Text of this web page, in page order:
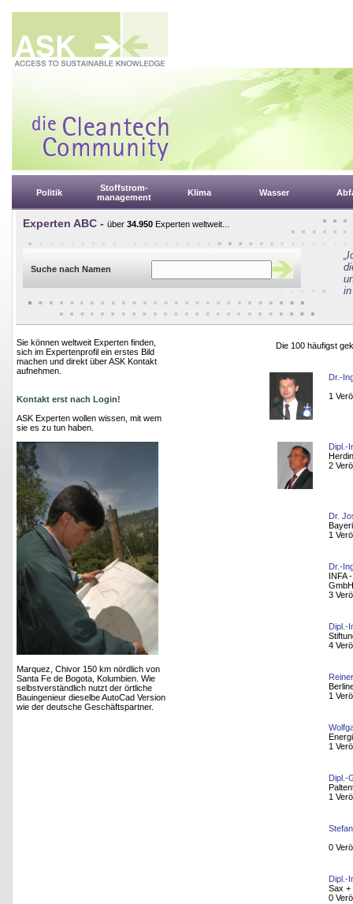
Politik
Stoffstrom-
management
Klima Wasser
Experten ABC - über 34.950 Experten weltweit...
Suche nach Namen
Sie können weltweit Experten finden,
sich im Expertenprofil ein erstes Bild
machen und direkt über ASK Kontakt
aufnehmen.
Kontakt erst nach Login!
ASK Experten wollen wissen, mit wem
sie es zu tun haben.
Marquez, Chivor 150 km nördlich von
Santa Fe de Bogota, Kolumbien. Wie
selbstverständlich nutzt der örtliche
Bauingenieur dieselbe AutoCad Version
wie der deutsche Geschäftspartner.
Die 100 häufigst
Dr.-
1
Dipl.-
2
Dr.
1
Dr.-
INFA
GmbH
3
Dipl.-
4
1
1
Dipl.-
1
0
Dipl.-
Sax +
0